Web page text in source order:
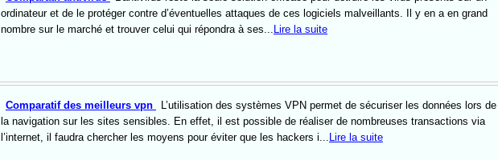
ordinateur et de le protéger contre d’éventuelles attaques de ces logiciels malveillants. Il y en a en grand
nombre sur le marché et trouver celui qui répondra à ses... Lire la suite
Comparatif des meilleurs vpn
L’utilisation des systèmes VPN permet de sécuriser les données lors de
la navigation sur les sites sensibles. En effet, il est possible de réaliser de nombreuses transactions via
l’internet, il faudra chercher les moyens pour éviter que les hackers i... Lire la suite